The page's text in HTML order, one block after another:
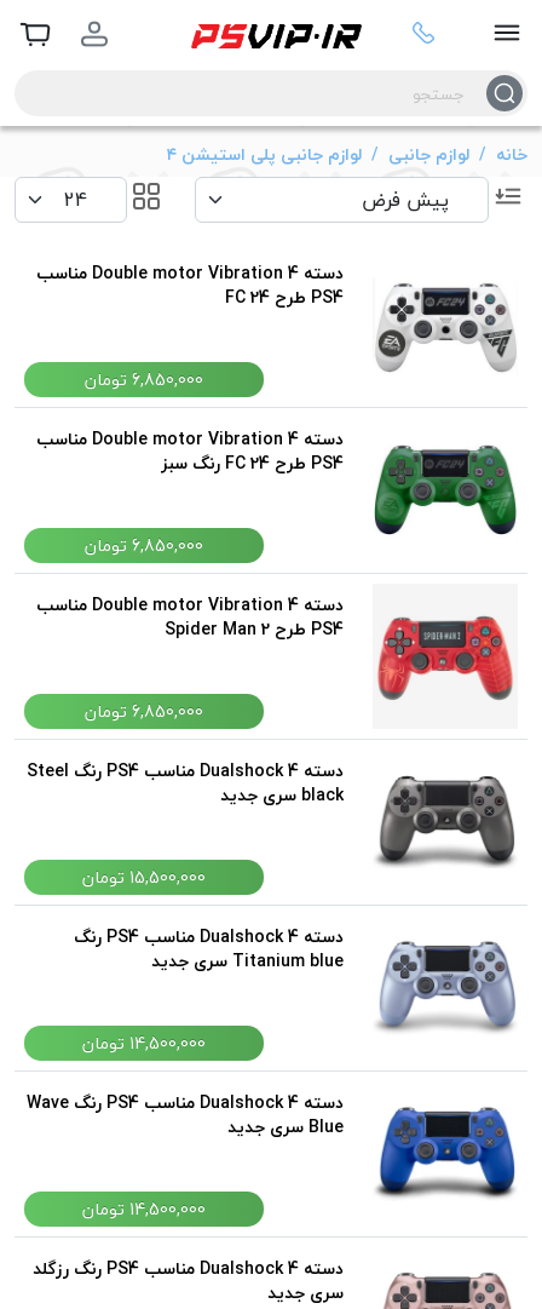
خانه لوازم جانبی لوازم جانبی پلی استیشن ۴
دسته Double motor Vibration 4 مناسب
PS4 طرح FC 24
6,850,000 تومان
دسته Double motor Vibration 4 مناسب
PS4 طرح FC 24 رنگ سبز
6,850,000 تومان
دسته Double motor Vibration 4 مناسب
PS4 طرح Spider Man 2
6,850,000 تومان
دسته Dualshock 4 مناسب PS4 رنگ Steel
black سری جدید
15,500,000 تومان
دسته Dualshock 4 مناسب PS4 رنگ
Titanium blue سری جدید
14,500,000 تومان
دسته Dualshock 4 مناسب PS4 رنگ Wave
Blue سری جدید
14,500,000 تومان
دسته Dualshock 4 مناسب PS4 رنگ رزگلد
سری جدید